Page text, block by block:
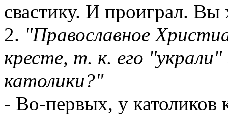
свастику. И проиграл. Вы
2. "Православное
кресте, т. к. его
католики?"
- Во-первых, у